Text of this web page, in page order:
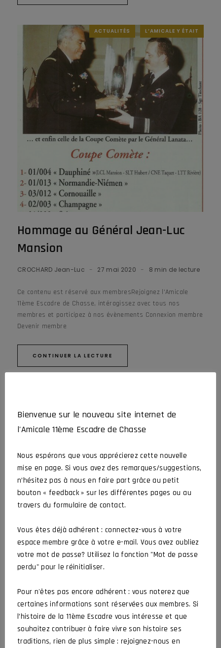
ACTUALITÉS L’AMICALE Y ÉTAIT
Hommage au Général Jean-Luc
Mansion
CROCHARD Jean-Luc 27 mai 2020 8 min de lecture
Ce contenu est réservé aux membresRejoignez l'Amicale
11ème Escadre de Chasse, intéragissez avec tous nos
membres et participez à nos évènements Connexion membre
Devenir membre
CONTINUER LA LECTURE
Visite au 1/11 Roussillon à Cognac
CROCHARD Jean-Luc
15 novembre 2019
Ce contenu est réservé aux membresRejoignez l'Amicale
Bienvenue sur le nouveau site internet de
l'Amicale 11ème Escadre de Chasse
Nous espérons que vous apprécierez cette nouvelle
mise en page. Si vous avez des remarques/suggestions,
n’hésitez pas à nous en faire part grâce au petit
bouton « feedback » sur les différentes pages ou au
travers du formulaire de contact.
Vous êtes déjà adhérent : connectez-vous à votre
espace membre grâce à votre e-mail. Vous avez oubliez
votre mot de passe? Utilisez la fonction "Mot de passe
perdu" pour le réinitialiser.
Pour n'êtes pas encore adhérent : vous noterez que
certaines informations sont réservées aux membres. Si
l’histoire de la 11ème Escadre vous intéresse et que
souhaitez contribuer à faire vivre son histoire ses
traditions, rien de plus simple : rejoignez-nous en